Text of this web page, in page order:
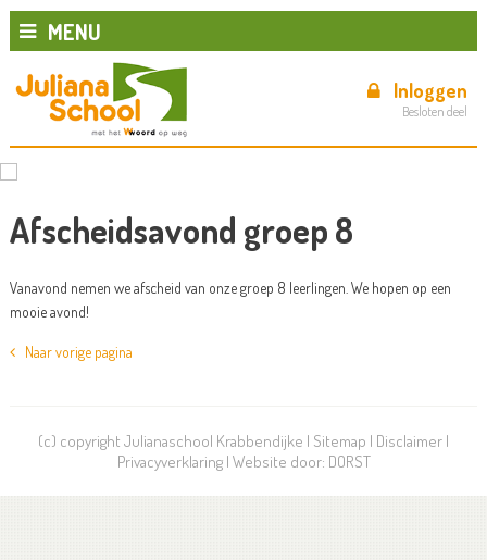
MENU
Inloggen
Besloten deel
Afscheidsavond groep 8
Vanavond nemen we afscheid van onze groep 8 leerlingen. We hopen op een
mooie avond!
Naar vorige pagina
(c) copyright Julianaschool Krabbendijke | Sitemap | Disclaimer |
Privacyverklaring| Website door: DORST